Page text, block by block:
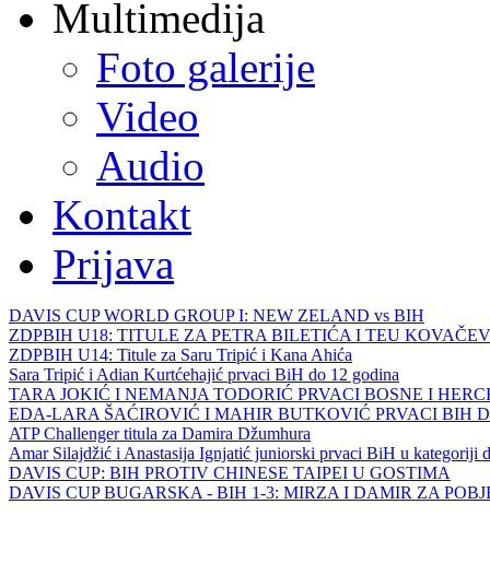
Multimedija
Foto galerije
Video
Audio
Kontakt
Prijava
DAVIS CUP WORLD GROUP I: NEW ZELAND vs BIH
ZDPBIH U18: TITULE ZA PETRA BILETIĆA I TEU
ZDPBIH U14: Titule za Saru Tripić i Kana Ahića
Sara Tripić i Adian Kurtćehajić prvaci BiH do 12 godina
TARA JOKIĆ I NEMANJA TODORIĆ PRVACI BOSNE I
EDA-LARA ŠAĆIROVIĆ I MAHIR BUTKOVIĆ PRVACI BIH
ATP Challenger titula za Damira Džumhura
Amar Silajdžić i Anastasija Ignjatić juniorski prvaci BiH u kategoriji
DAVIS CUP: BIH PROTIV CHINESE TAIPEI U GOSTIMA
DAVIS CUP BUGARSKA - BIH 1-3: MIRZA I DAMIR ZA